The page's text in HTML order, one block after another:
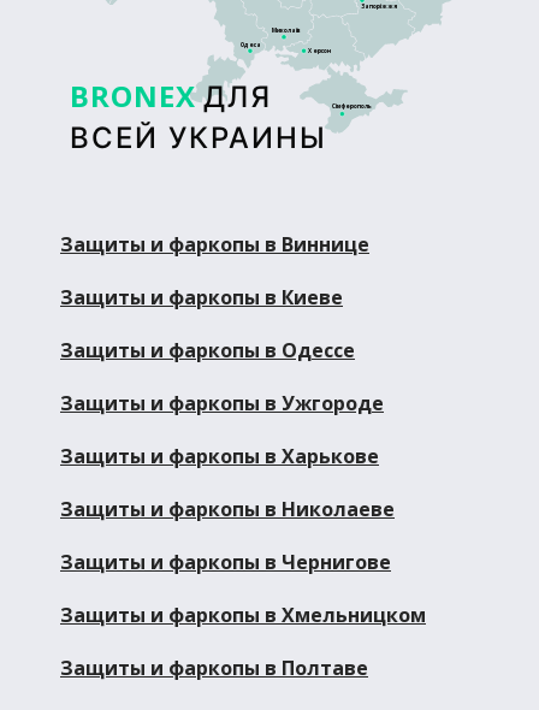
BRONEX ДЛЯ
ВСЕЙ УКРАИНЫ
Сімферополь
Запоріжжя
Херсон
Миколаїв
Одеса
Защиты и фаркопы в Виннице
Защиты и фаркопы в Киеве
Защиты и фаркопы в Одессе
Защиты и фаркопы в Ужгороде
Защиты и фаркопы в Харькове
Защиты и фаркопы в Николаеве
Защиты и фаркопы в Чернигове
Защиты и фаркопы в Хмельницком
Защиты и фаркопы в Полтаве